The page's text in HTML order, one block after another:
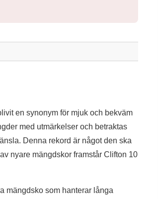
en synonym för mjuk och bekväm
med utmärkelser och betraktas
Denna rekord är något den ska
nyare mängdskor framstår Clifton 10
mängdsko som hanterar långa